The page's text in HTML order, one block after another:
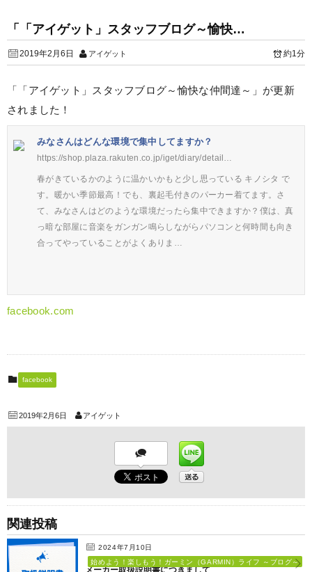
「「アイゲット」スタッフブログ～愉快…
2019年2月6日 アイゲット 約1分
「「アイゲット」スタッフブログ～愉快な仲間達～」が更新
されました！
みなさんはどんな環境で集中してますか？
https://shop.plaza.rakuten.co.jp/iget/diary/detail…
春がきているかのように温かいかもと少し思っている キノシタ で
す。暖かい季節最高！でも、裏起毛付きのパーカー着てます。さ
て、みなさんはどのような環境だったら集中できますか？僕は、真
っ暗な部屋に音楽をガンガン鳴らしながらパソコンと何時間も向き
合ってやっていることがよくありま…
facebook.com
facebook
2019年2月6日 アイゲット
関連投稿
2024年7月10日
始めよう！楽しもう！ガーミン（GARMIN）ライフ ～ブログ～
メーカー取扱説明書につきまして